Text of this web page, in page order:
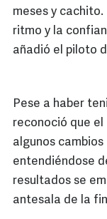
meses y
ritmo y la
añadió el piloto
Pese a haber
reconoció que
algunos
entendiéndose
resultados se
antesala de la